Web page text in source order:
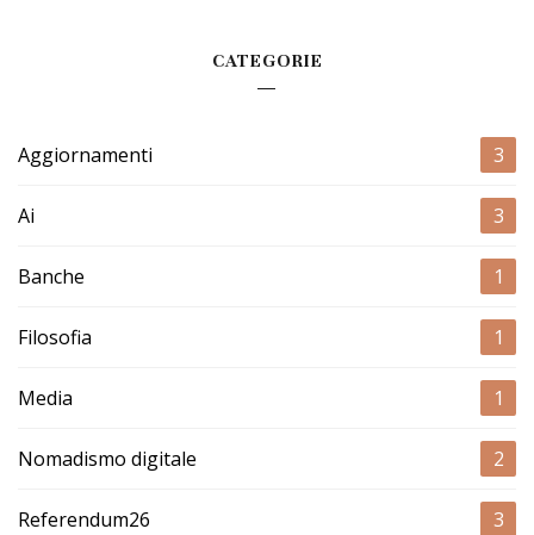
CATEGORIE
Aggiornamenti 3
Ai 3
Banche 1
Filosofia 1
Media 1
Nomadismo digitale 2
Referendum26 3